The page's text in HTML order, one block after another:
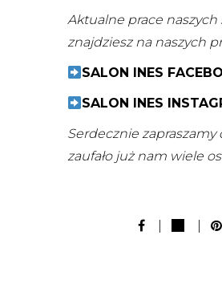
Aktualne prace naszych
znajdziesz na naszych
SALON INES
SALON INES
Serdecznie zapraszamy
zaufało już nam wiele